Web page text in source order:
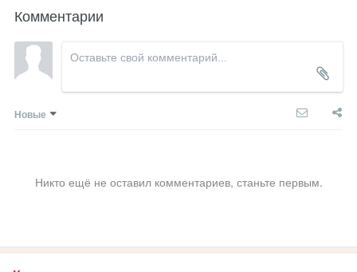
Комментарии
Новые
Никто ещё не оставил комментариев, станьте первым.